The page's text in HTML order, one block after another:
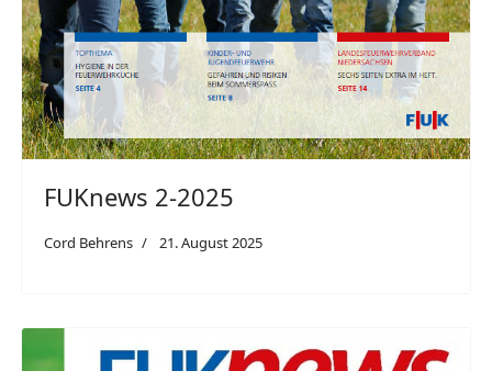
FUKnews 2-2025
Cord Behrens 21. August 2025